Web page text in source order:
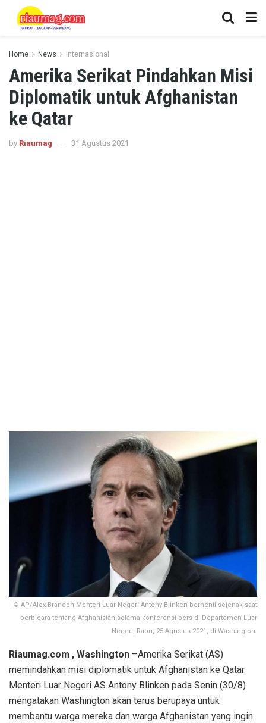
Home News Internasional
Amerika Serikat Pindahkan Misi
Diplomatik untuk Afghanistan
ke Qatar
by Riaumag 31 Agustus 2021
© AP/Alex Brandon Menteri Luar Negeri Antony Blinken berhenti sejenak saat
berbicara tentang Afghanistan selama konferensi pers di Departemen Luar
Negeri, Rabu, 25 Agustus 2021, di Washington.
Riaumag.com , Washington –Amerika Serikat (AS)
memindahkan misi diplomatik untuk Afghanistan ke Qatar.
Menteri Luar Negeri AS Antony Blinken pada Senin (30/8)
mengatakan Washington akan terus berupaya untuk
membantu warga mereka dan warga Afghanistan yang ingin